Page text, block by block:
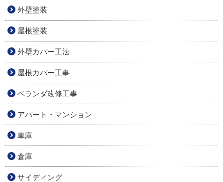
外壁塗装
屋根塗装
外壁カバー工法
屋根カバー工事
ベランダ改修工事
アパート・マンション
車庫
倉庫
サイディング